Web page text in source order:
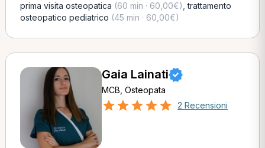
prima visita osteopatica (60 min · 60,00€) ,trattamento
osteopatico pediatrico (45 min · 60,00€)
Gaia Lainati
MCB, Osteopata
2 Recensioni